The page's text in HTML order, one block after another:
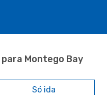
Montego Bay
Só ida